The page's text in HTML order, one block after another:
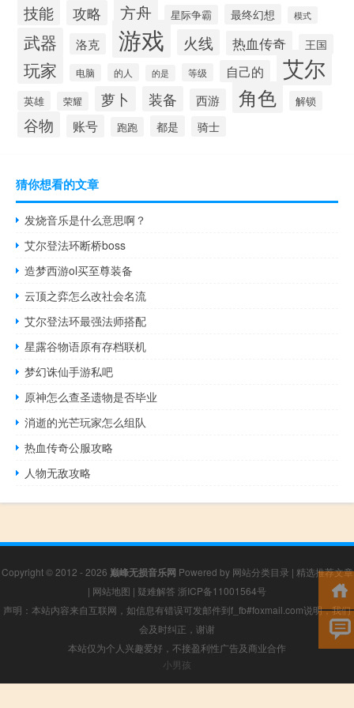
技能 攻略 方舟 星际争霸 最终幻想 模式
武器 洛克 游戏 火线 热血传奇 王国
玩家 电脑 的人 的是 等级 自己的 艾尔
英雄 荣耀 萝卜 装备 西游 角色 解锁
谷物 账号 跑跑 都是 骑士
猜你想看的文章
发烧音乐是什么意思啊？
艾尔登法环断桥boss
造梦西游ol买至尊装备
云顶之弈怎么改社会名流
艾尔登法环最强法师搭配
星露谷物语原有存档联机
梦幻诛仙手游私吧
原神怎么查圣遗物是否毕业
消逝的光芒玩家怎么组队
热血传奇公服攻略
人物无敌攻略
Copyright © 2012 - 2026 巅峰无损音乐网 Powered by 网站分类目录 | 精选推荐文章
| 网站地图 | 疑难解答 浙ICP备11001564号
声明：本站内容来自互联网，如信息有错误可发邮件到f_fb#foxmail.com说明，我们
会及时纠正，谢谢
本站仅为个人兴趣爱好，不接盈利性广告及商业合作
小男孩